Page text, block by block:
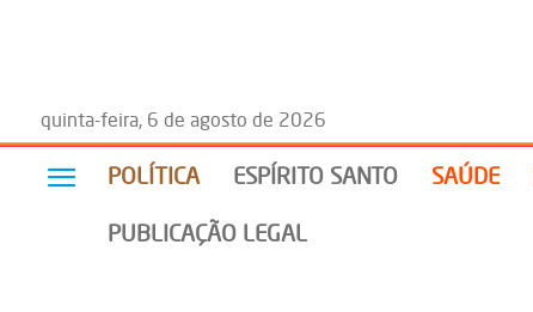
quinta-feira, 6 de agosto de 2026
POLÍTICA ESPÍRITO SANTO SAÚDE
PUBLICAÇÃO LEGAL